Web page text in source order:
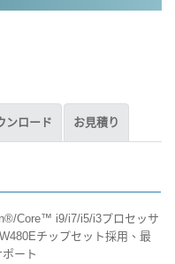
ンロード お見積り
Core™ i9/i7/i5/i3プロセッサ
チップセット採用、最
ート